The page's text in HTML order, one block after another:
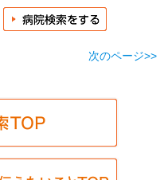
次のページ>>